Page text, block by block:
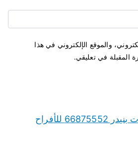
والموقع الإلكتروني في هذا
المقبلة في تعليقي.
تأجير قاعات للمناسبات بنيدر 66875552 للأفراح